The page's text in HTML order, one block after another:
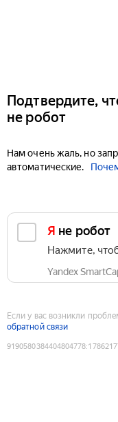
Подтвердите,
не робот
Нам очень жаль, но
автоматические.
Я не робот
Нажмите,
Yandex
Если у вас возникли
обратной связи
9190580384404804778: